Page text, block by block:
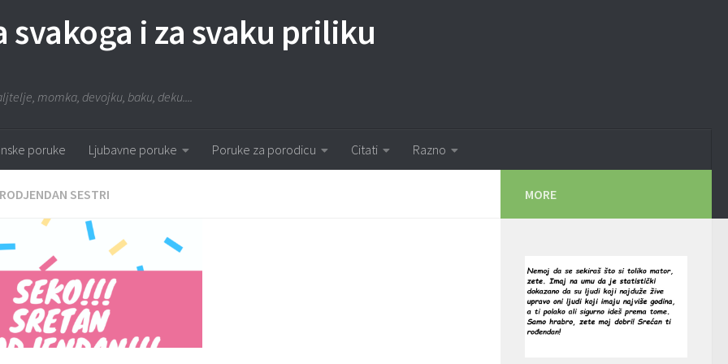
i za svaku priliku
momka, devojku, baku, deku....
poruke Ljubavne poruke Poruke za porodicu Citati Razno
RODJENDAN SESTRI MORE